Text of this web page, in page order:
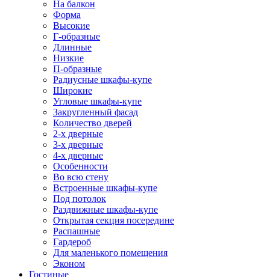
На балкон
Форма
Высокие
Г-образные
Длинные
Низкие
П-образные
Радиусные шкафы-купе
Широкие
Угловые шкафы-купе
Закругленный фасад
Количество дверей
2-х дверные
3-х дверные
4-х дверные
Особенности
Во всю стену
Встроенные шкафы-купе
Под потолок
Раздвижные шкафы-купе
Открытая секция посередине
Распашные
Гардероб
Для маленького помещения
Эконом
Гостиные